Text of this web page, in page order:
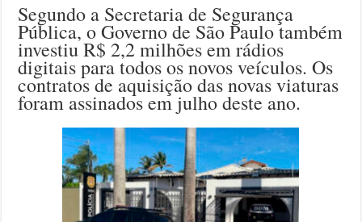
Segundo a Secretaria de Segurança
Pública, o Governo de São Paulo também
investiu R$ 2,2 milhões em rádios
digitais para todos os novos veículos. Os
contratos de aquisição das novas viaturas
foram assinados em julho deste ano.